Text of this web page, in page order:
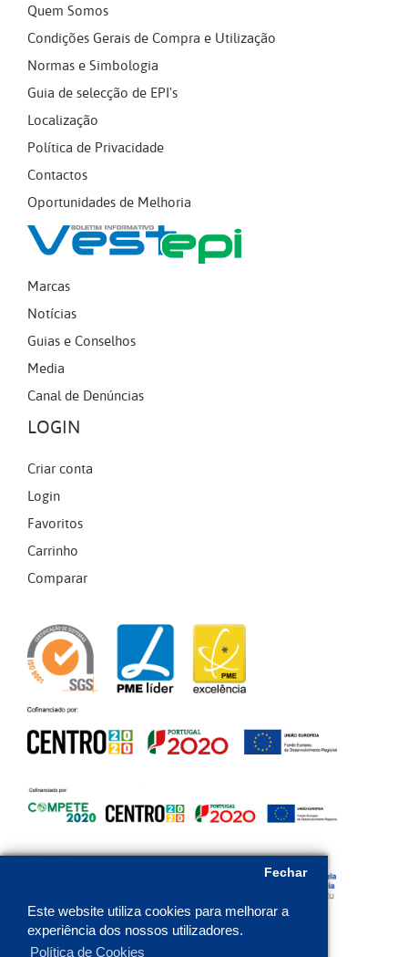
Este website utiliza cookies para melhorar a
experiência dos nossos utilizadores.
Política de Cookies
Fechar
Quem Somos
Condições Gerais de Compra e Utilização
Normas e Simbologia
Guia de selecção de EPI's
Localização
Política de Privacidade
Contactos
Oportunidades de Melhoria
Marcas
Notícias
Guias e Conselhos
Media
Canal de Denúncias
LOGIN
Criar conta
Login
Favoritos
Carrinho
Comparar